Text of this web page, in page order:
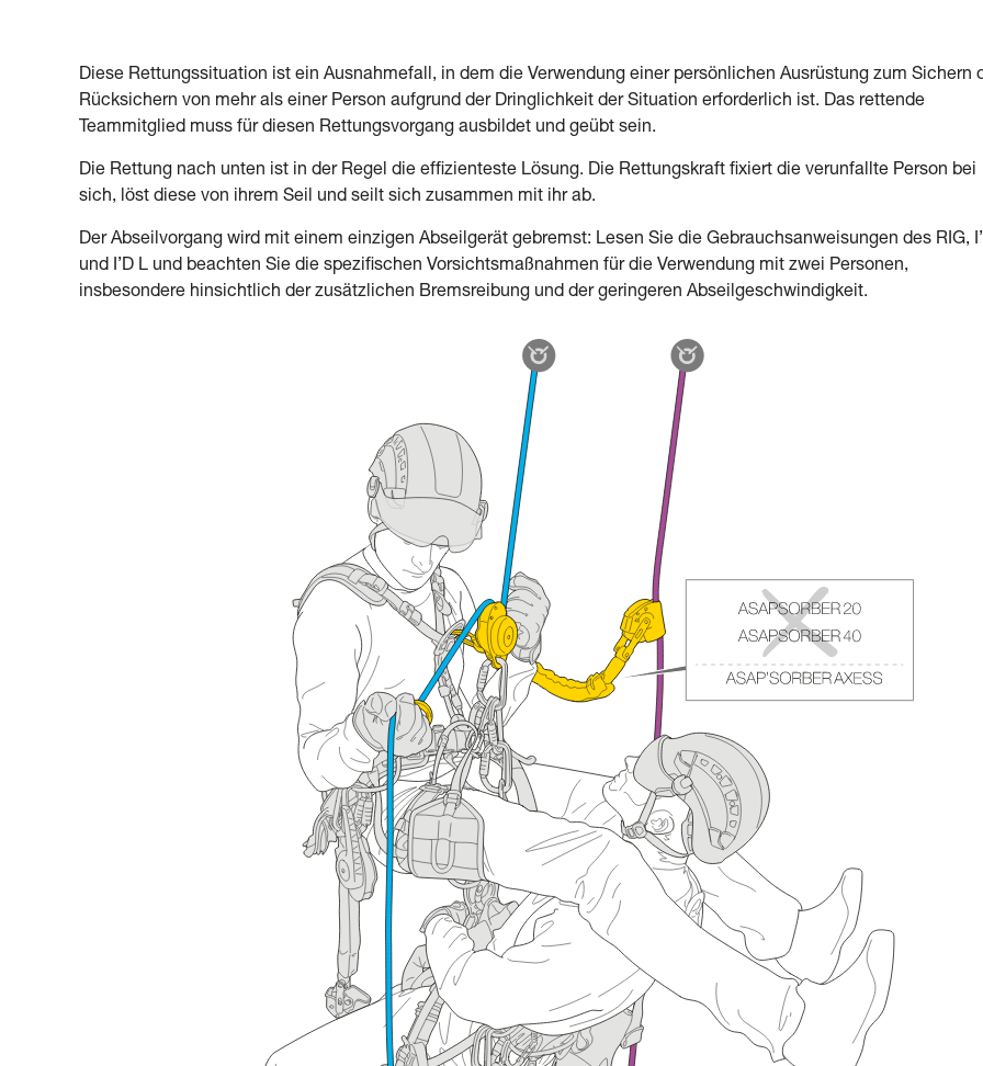
Diese Rettungssituation ist ein Ausnahmefall, in dem die Verwendung einer persönlichen Ausrüstung zum Sichern
Rücksichern von mehr als einer Person aufgrund der Dringlichkeit der Situation erforderlich ist. Das rettende
Teammitglied muss für diesen Rettungsvorgang ausbildet und geübt sein.
Die Rettung nach unten ist in der Regel die effizienteste Lösung. Die Rettungskraft fixiert die verunfallte Person bei
sich, löst diese von ihrem Seil und seilt sich zusammen mit ihr ab.
Der Abseilvorgang wird mit einem einzigen Abseilgerät gebremst: Lesen Sie die Gebrauchsanweisungen des RIG,
und I’D L und beachten Sie die spezifischen Vorsichtsmaßnahmen für die Verwendung mit zwei Personen,
insbesondere hinsichtlich der zusätzlichen Bremsreibung und der geringeren Abseilgeschwindigkeit.